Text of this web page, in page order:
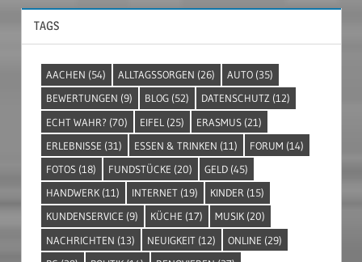
TAGS
AACHEN (54) ALLTAGSSORGEN (26) AUTO (35)
BEWERTUNGEN (9) BLOG (52) DATENSCHUTZ (12)
ECHT WAHR? (70) EIFEL (25) ERASMUS (21)
ERLEBNISSE (31) ESSEN & TRINKEN (11) FORUM (14)
FOTOS (18) FUNDSTÜCKE (20) GELD (45)
HANDWERK (11) INTERNET (19) KINDER (15)
KUNDENSERVICE (9) KÜCHE (17) MUSIK (20)
NACHRICHTEN (13) NEUIGKEIT (12) ONLINE (29)